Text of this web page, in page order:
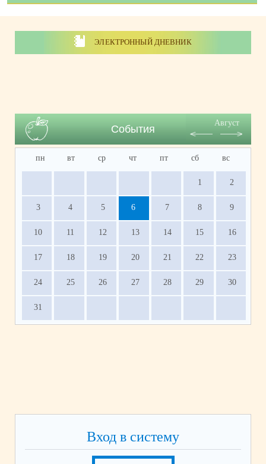
ЭЛЕКТРОННЫЙ ДНЕВНИК
События
Август
пн вт ср чт пт сб вс
1 2
3 4 5 6 7 8 9
10 11 12 13 14 15 16
17 18 19 20 21 22 23
24 25 26 27 28 29 30
31
Вход в систему